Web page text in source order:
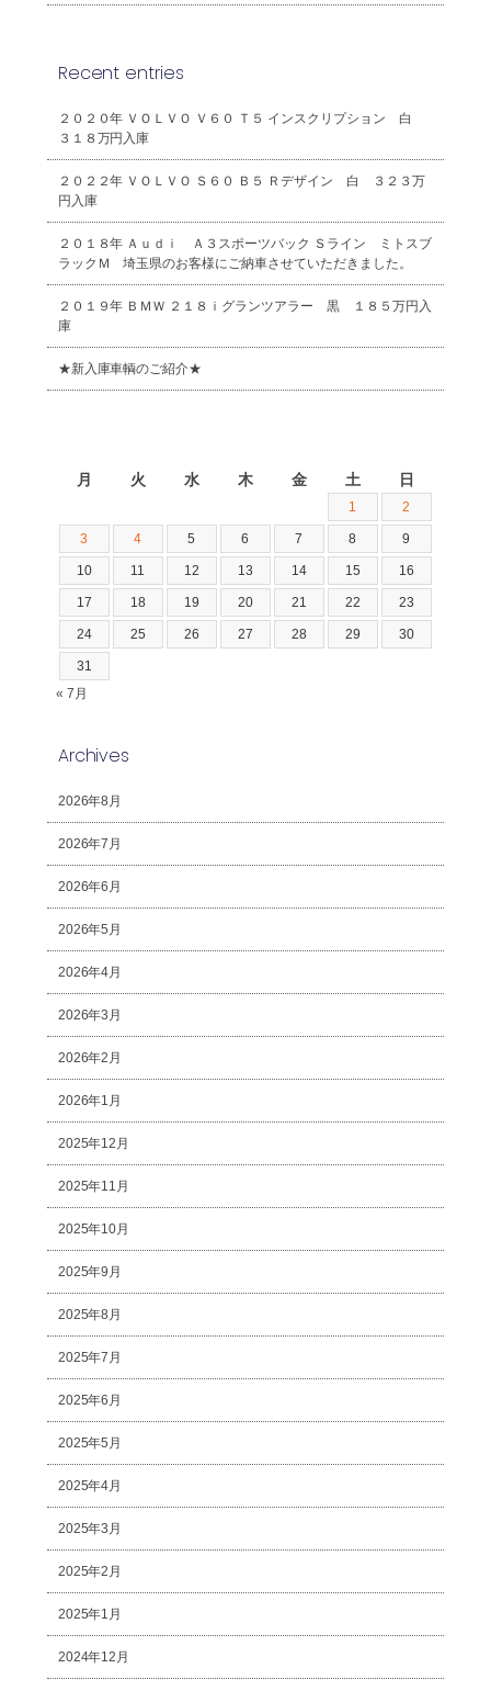
Recent entries
２０２０年 ＶＯＬＶＯ Ｖ６０ Ｔ５ インスクリプション 白
３１８万円入庫
２０２２年 ＶＯＬＶＯ Ｓ６０ Ｂ５ Ｒデザイン 白 ３２３万
円入庫
２０１８年 Ａｕｄｉ Ａ３スポーツバック Ｓライン ミトスブ
ラックＭ 埼玉県のお客様にご納車させていただきました。
２０１９年 ＢＭＷ ２１８ｉグランツアラー 黒 １８５万円入
庫
★新入庫車輌のご紹介★
月 火 水 木 金 土 日
1 2
3 4 5 6 7 8 9
10 11 12 13 14 15 16
17 18 19 20 21 22 23
24 25 26 27 28 29 30
31
« 7月
Archives
2026年8月
2026年7月
2026年6月
2026年5月
2026年4月
2026年3月
2026年2月
2026年1月
2025年12月
2025年11月
2025年10月
2025年9月
2025年8月
2025年7月
2025年6月
2025年5月
2025年4月
2025年3月
2025年2月
2025年1月
2024年12月